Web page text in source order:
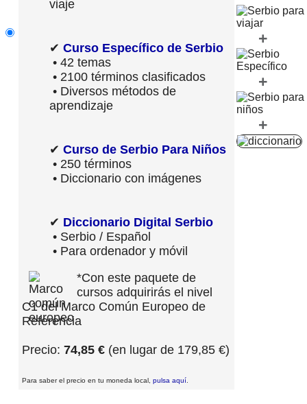
viaje
✔ Curso Específico de Serbio
• 42 temas
• 2100 términos clasificados
• Diversos métodos de
aprendizaje
✔ Curso de Serbio Para Niños
• 250 términos
• Diccionario con imágenes
✔ Diccionario Digital Serbio
• Serbio / Español
• Para ordenador y móvil
*Con este paquete de
cursos adquirirás el nivel
C1 del Marco Común Europeo de
Referencia
Precio: 74,85 € (en lugar de 179,85 €)
Para saber el precio en tu moneda local, pulsa aquí
+
+
+